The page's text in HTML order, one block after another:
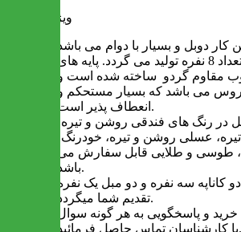
ویژگی ها
راحتی سیروا در تعداد 8 نفره تولید می گردد. پایه های
مقاوم گردو ساخته شده است و
می باشد که بسیار مستحکم و
انعطاف پذیر است.
در رنگ های فندقی روشن و تیره،
عسلی روشن و تیره، خودرنگ،
طوسی و طلایی قابل سفارش می
باشد.
کاناپه سه نفره و دو مبل یک نفره
تقدیم شما میگردد.
و پاسخگویی به هر گونه سوال
با کارشناسان تماس حاصل فرمائید.